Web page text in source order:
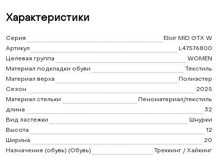
Характеристики
Серия
Elixir MID GTX W
Артикул
L47576800
Целевая группа
WOMEN
Материал подкладки обуви
Текстиль
Материал верха
Полиэстер
Сезон
2025
Материал стельки
Пеноматериал/текстиль
длина
32
Вид застежки
Шнурки
Высота
12
Ширина
20
Назначение (обувь) (Обувь)
Треккинг / Хайкинг